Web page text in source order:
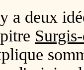
deux